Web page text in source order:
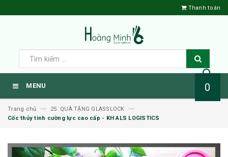
Thanh toán
MENU 0
Trang chủ
25. QUÀ TẶNG GLASSLOCK
Cốc thủy tinh cường lực cao cấp - KH ALS LOGISTICS